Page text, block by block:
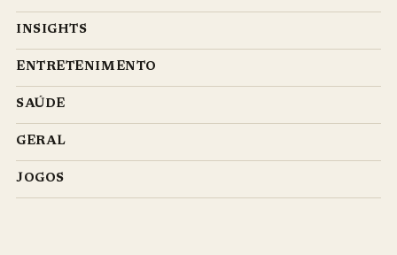
INSIGHTS
ENTRETENIMENTO
SAÚDE
GERAL
JOGOS